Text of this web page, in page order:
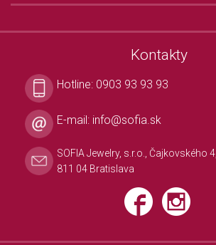
Kontakty
Hotline: 0903 93 93 93
E-mail: info@sofia.sk
SOFIA Jewelry, s.r.o., Čajkovského 4,
811 04 Bratislava